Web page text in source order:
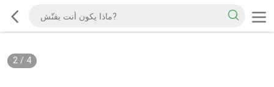
2/ 4